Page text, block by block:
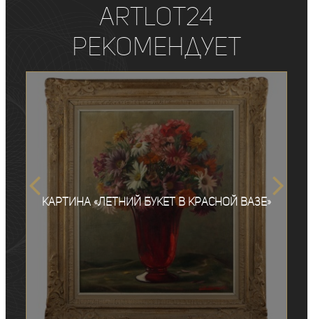
ArtLot24
рекомендует
Картина «Летний букет в красной вазе»